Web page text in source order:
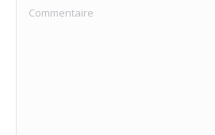
Commentaire